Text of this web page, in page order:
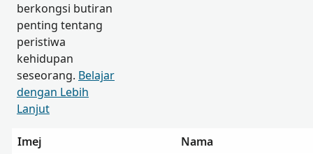
berkongsi butiran
penting tentang
peristiwa
kehidupan
seseorang. Belajar
dengan Lebih
Lanjut
Imej
Nama